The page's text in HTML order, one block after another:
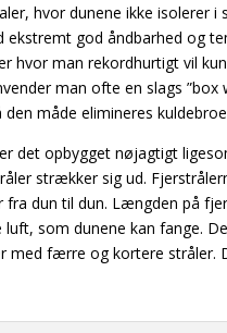
hvor dunene ikke isolerer i
god åndbarhed og
hvor man rekordhurtigt vil
man ofte en slags
måde elimineres
det opbygget nøjagtigt
strækker sig ud.
dun til dun. Længden på
som dunene kan fange.
med færre og kortere